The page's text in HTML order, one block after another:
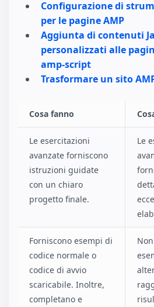
Configurazione di
per le pagine AMP
Aggiunta di contenuti
personalizzati alle
amp-script
Trasformare un sito
Cosa fanno
Le esercitazioni
avanzate forniscono
istruzioni guidate
con un chiaro
progetto finale.
Le
Forniscono esempi di
codice normale o
codice di avvio
scaricabile. Inoltre,
completano e